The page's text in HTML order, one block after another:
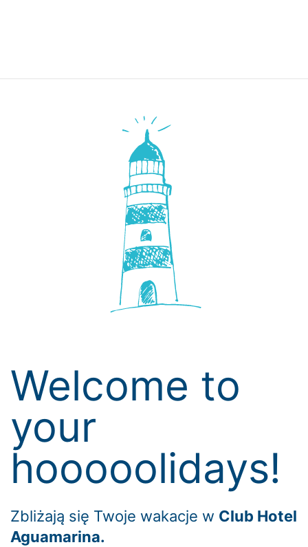
Welcome to
your
hooooolidays!
Zbliżają się Twoje wakacje w Club Hotel
Aguamarina.